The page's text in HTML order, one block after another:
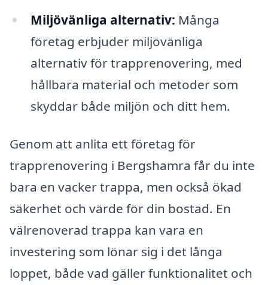
Miljövänliga alternativ: Många
företag erbjuder miljövänliga
alternativ för trapprenovering, med
hållbara material och metoder som
skyddar både miljön och ditt hem.
Genom att anlita ett företag för
trapprenovering i Bergshamra får du inte
bara en vacker trappa, men också ökad
säkerhet och värde för din bostad. En
välrenoverad trappa kan vara en
investering som lönar sig i det långa
loppet, både vad gäller funktionalitet och